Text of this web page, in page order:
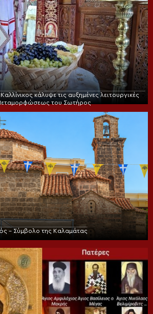
κάλυψε τις αυξημένες λειτουργικές
του Σωτήρος
– Σύμβολο της Καλαμάτας